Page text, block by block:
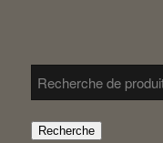
Recherche